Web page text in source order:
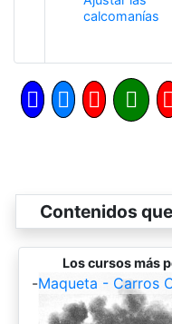
calcomanías
Contenidos
Los cursos más
-Maqueta - Carros